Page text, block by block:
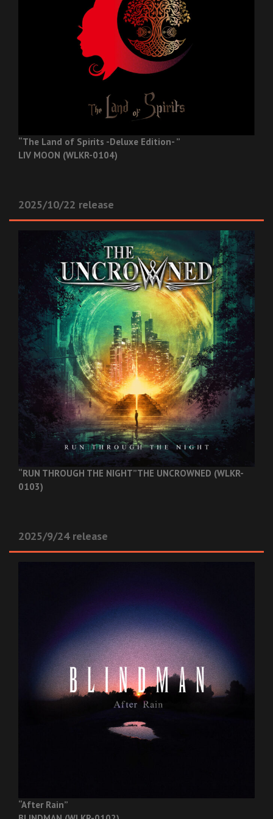
“The Land of Spirits -Deluxe Edition- ”
LIV MOON (WLKR-0104)
2025/10/22 release
“RUN THROUGH THE NIGHT”THE UNCROWNED (WLKR-
0103)
2025/9/24 release
“After Rain”